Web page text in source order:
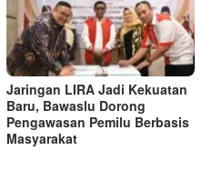
Jaringan LIRA Jadi Kekuatan
Baru, Bawaslu Dorong
Pengawasan Pemilu Berbasis
Masyarakat